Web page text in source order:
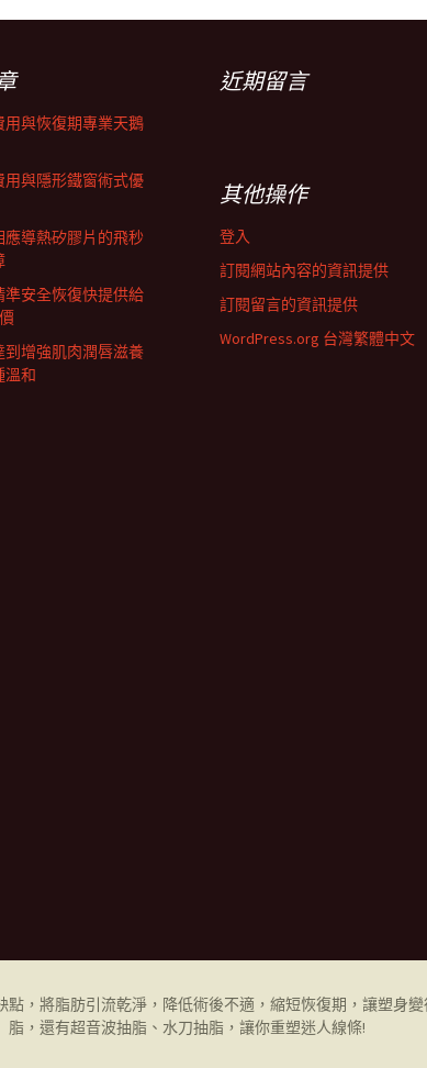
用與恢復期專業天鵝
用與隱形鐵窗術式優
應導熱矽膠片的飛秒
準安全恢復快提供給
到增強肌肉潤唇滋養
溫和
近期留言
其他操作
登入
訂閱網站內容的資訊提供
訂閱留言的資訊提供
WordPress.org 台灣繁體中文
點，將脂肪引流乾淨，降低術後不適，縮短恢復期，讓塑身
脂，還有超音波抽脂、水刀抽脂，讓你重塑迷人線條!